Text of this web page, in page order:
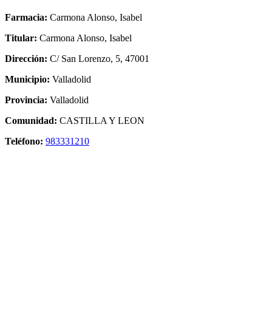
Farmacia: Carmona Alonso, Isabel
Titular: Carmona Alonso, Isabel
Dirección: C/ San Lorenzo, 5, 47001
Municipio: Valladolid
Provincia: Valladolid
Comunidad: CASTILLA Y LEON
Teléfono: 983331210